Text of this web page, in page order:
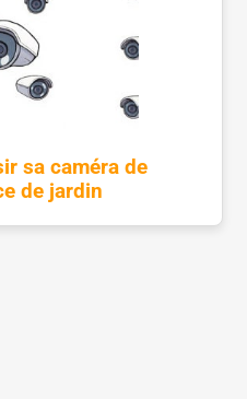
sa caméra de
de jardin